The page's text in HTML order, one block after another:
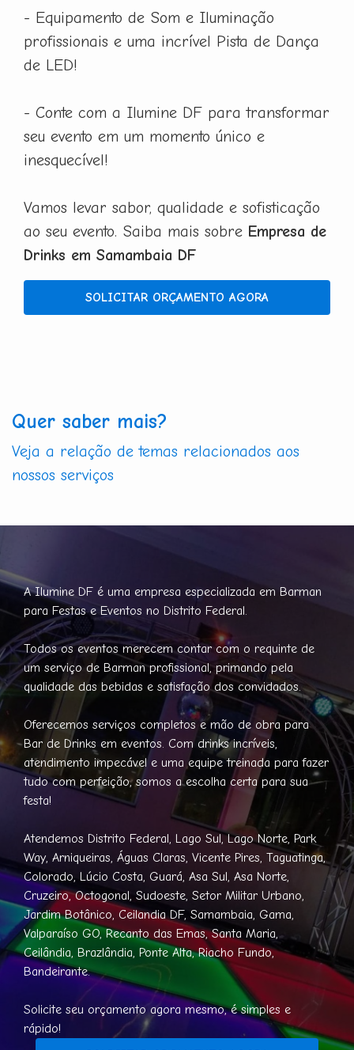
- Equipamento de Som e Iluminação
profissionais e uma incrível Pista de Dança
de LED!
- Conte com a Ilumine DF para transformar
seu evento em um momento único e
inesquecível!
Vamos levar sabor, qualidade e sofisticação
ao seu evento. Saiba mais sobre Empresa de
Drinks em Samambaia DF
SOLICITAR ORÇAMENTO AGORA
Quer saber mais?
Veja a relação de temas relacionados aos
nossos serviços
A Ilumine DF é uma empresa especializada em Barman
para Festas e Eventos no Distrito Federal.
Todos os eventos merecem contar com o requinte de
um serviço de Barman profissional, primando pela
qualidade das bebidas e satisfação dos convidados.
Oferecemos serviços completos e mão de obra para
Bar de Drinks em eventos. Com drinks incríveis,
atendimento impecável e uma equipe treinada para fazer
tudo com perfeição, somos a escolha certa para sua
festa!
Atendemos Distrito Federal, Lago Sul, Lago Norte, Park
Way, Arniqueiras, Águas Claras, Vicente Pires, Taguatinga,
Colorado, Lúcio Costa, Guará, Asa Sul, Asa Norte,
Cruzeiro, Octogonal, Sudoeste, Setor Militar Urbano,
Jardim Botânico, Ceilandia DF, Samambaia, Gama,
Valparaíso GO, Recanto das Emas, Santa Maria,
Ceilândia, Brazlândia, Ponte Alta, Riacho Fundo,
Bandeirante.
Solicite seu orçamento agora mesmo, é simples e
rápido!